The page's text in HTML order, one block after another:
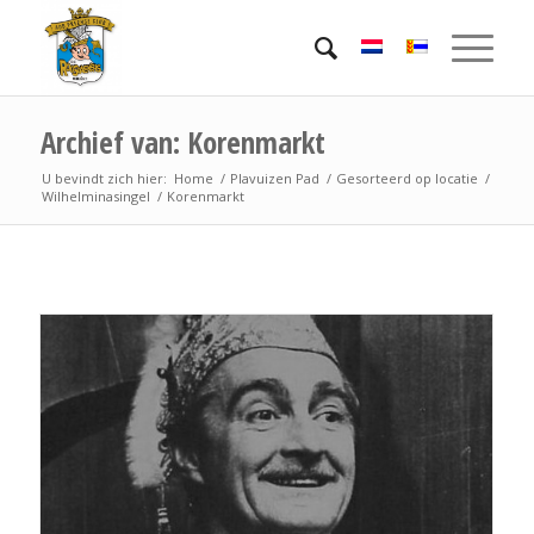
Archief van: Korenmarkt
U bevindt zich hier: Home / Plavuizen Pad / Gesorteerd op locatie /
Wilhelminasingel / Korenmarkt